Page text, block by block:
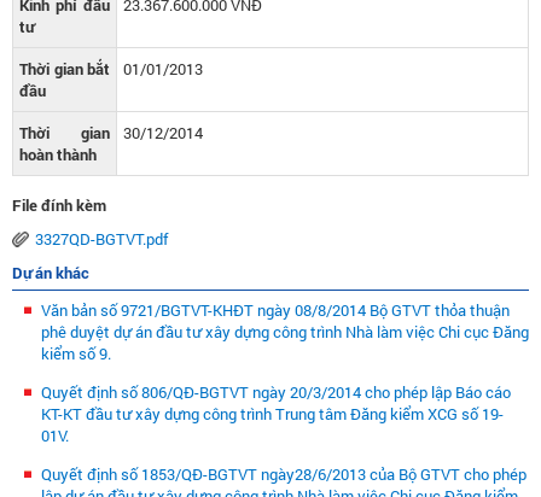
Kinh phí đầu
tư
23.367.600.000 VNĐ
Thời gian bắt
đầu
01/01/2013
Thời gian
hoàn thành
30/12/2014
File đính kèm
3327QD-BGTVT.pdf
Dự án khác
Văn bản số 9721/BGTVT-KHĐT ngày 08/8/2014 Bộ GTVT thỏa thuận
phê duyệt dự án đầu tư xây dựng công trình Nhà làm việc Chi cục Đăng
kiểm số 9.
Quyết định số 806/QĐ-BGTVT ngày 20/3/2014 cho phép lập Báo cáo
KT-KT đầu tư xây dựng công trình Trung tâm Đăng kiểm XCG số 19-
01V.
Quyết định số 1853/QĐ-BGTVT ngày28/6/2013 của Bộ GTVT cho phép